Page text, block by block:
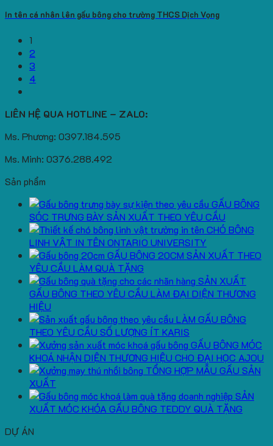
In tên cá nhân lên gấu bông cho trường THCS Dịch Vọng
1
2
3
4
LIÊN HỆ QUA HOTLINE – ZALO:
Ms. Phương: 0397.184.595
Ms. Minh: 0376.288.492
Sản phẩm
GẤU BÔNG
SÓC TRƯNG BÀY SẢN XUẤT THEO YÊU CẦU
CHÓ BÔNG
LINH VẬT IN TÊN ONTARIO UNIVERSITY
GẤU BÔNG 20CM SẢN XUẤT THEO
YÊU CẦU LÀM QUÀ TẶNG
SẢN XUẤT
GẤU BÔNG THEO YÊU CẦU LÀM ĐẠI DIỆN THƯƠNG
HIỆU
LÀM GẤU BÔNG
THEO YÊU CẦU SỐ LƯỢNG ÍT KARIS
GẤU BÔNG MÓC
KHOÁ NHẬN DIỆN THƯƠNG HIỆU CHO ĐẠI HỌC AJOU
TỔNG HỢP MẪU GẤU SẢN
XUẤT
SẢN
XUẤT MÓC KHÓA GẤU BÔNG TEDDY QUÀ TẶNG
DỰ ÁN